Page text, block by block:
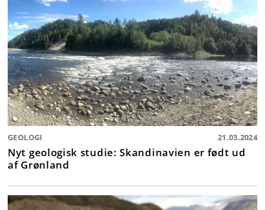
GEOLOGI 21.03.2024
Nyt geologisk studie: Skandinavien er født ud
af Grønland